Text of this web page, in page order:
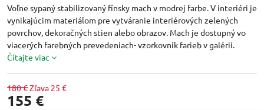
Voľne sypaný stabilizovaný fínsky mach v modrej farbe. V interiéri je
vynikajúcim materiálom pre vytváranie interiérových zelených
povrchov, dekoračných stien alebo obrazov. Mach je dostupný vo
viacerých farebných prevedeniach- vzorkovník farieb v galérii.
Čítajte viac
180 €Zľava 25 €
155 €